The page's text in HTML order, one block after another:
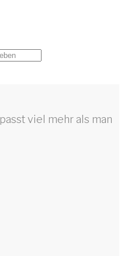
viel mehr als man